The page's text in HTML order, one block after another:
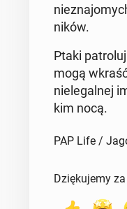
ni­ków.
Ptaki
mogą
nie­le­gal­nej
kim nocą.
PAP Life /
Dziękujemy